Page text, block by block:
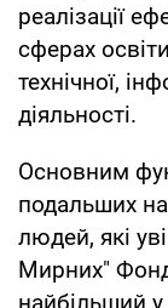
реалізації
сферах
технічної,
діяльності.
Основним
подальших
людей, які
Мирних"